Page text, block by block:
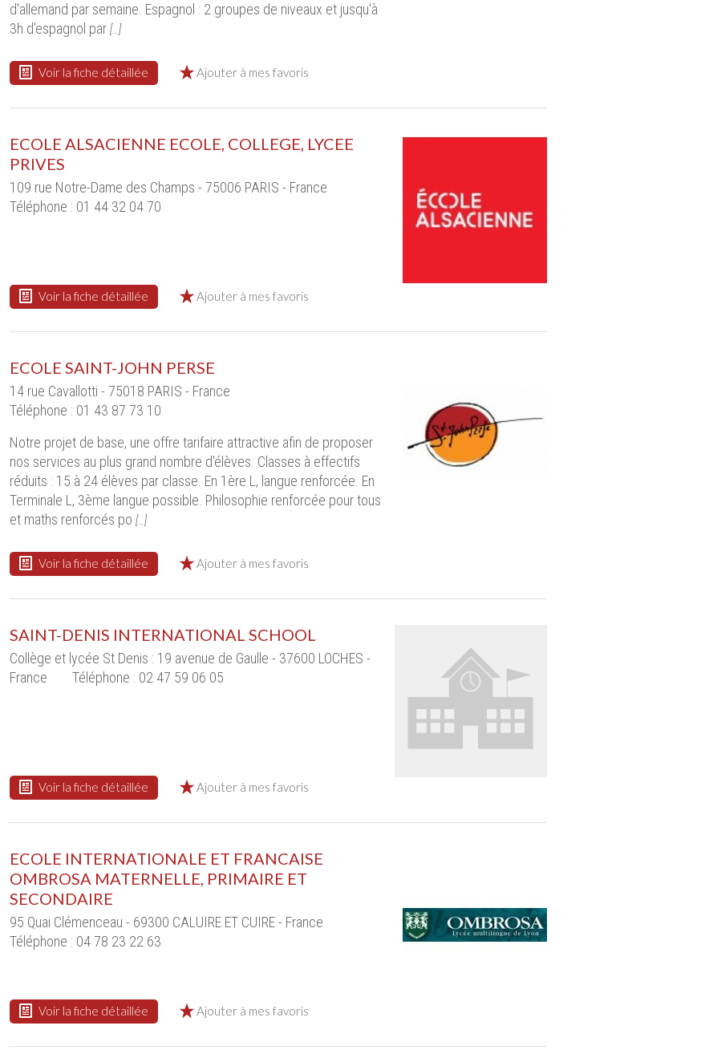
d'allemand par semaine. Espagnol : 2 groupes de niveaux et jusqu'à
3h d'espagnol par […]
Voir la fiche détaillée Ajouter à mes favoris
ECOLE ALSACIENNE ECOLE, COLLEGE, LYCEE
PRIVES
109 rue Notre-Dame des Champs - 75006 PARIS - France
Téléphone : 01 44 32 04 70
Voir la fiche détaillée Ajouter à mes favoris
ECOLE SAINT-JOHN PERSE
14 rue Cavallotti - 75018 PARIS - France
Téléphone : 01 43 87 73 10
Notre projet de base, une offre tarifaire attractive afin de proposer
nos services au plus grand nombre d'élèves. Classes à effectifs
réduits : 15 à 24 élèves par classe. En 1ère L, langue renforcée. En
Terminale L, 3ème langue possible. Philosophie renforcée pour tous
et maths renforcés po […]
Voir la fiche détaillée Ajouter à mes favoris
SAINT-DENIS INTERNATIONAL SCHOOL
Collège et lycée St Denis : 19 avenue de Gaulle - 37600 LOCHES -
France
Téléphone : 02 47 59 06 05
Voir la fiche détaillée Ajouter à mes favoris
ECOLE INTERNATIONALE ET FRANCAISE
OMBROSA MATERNELLE, PRIMAIRE ET
SECONDAIRE
95 Quai Clémenceau - 69300 CALUIRE ET CUIRE - France
Téléphone : 04 78 23 22 63
Voir la fiche détaillée Ajouter à mes favoris